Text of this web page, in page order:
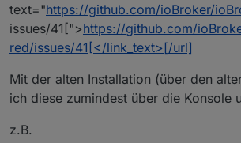
text="https://github.com/ioBroker/
issues/41[">https://github.com/
red/issues/41[</link_text>[/url]
Mit der alten Installation (über den
ich diese zumindest über die Konsole
z.B.